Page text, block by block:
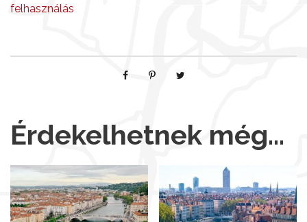
felhasználás
Érdekelhetnek még…